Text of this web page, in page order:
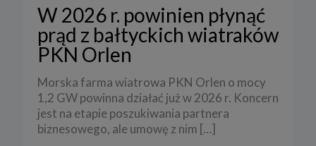
W 2026 r. powinien płynąć
prąd z bałtyckich wiatraków
PKN Orlen
Morska farma wiatrowa PKN Orlen o mocy
1,2 GW powinna działać już w 2026 r. Koncern
jest na etapie poszukiwania partnera
biznesowego, ale umowę z nim […]